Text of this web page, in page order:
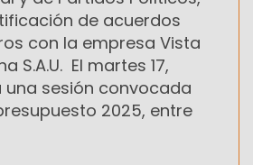
de acuerdos
con la empresa Vista
S.A.U. El martes 17,
sesión convocada
2025, entre